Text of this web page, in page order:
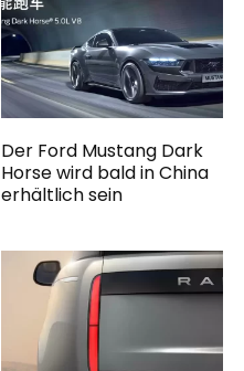
Der Ford Mustang Dark
Horse wird bald in China
erhältlich sein